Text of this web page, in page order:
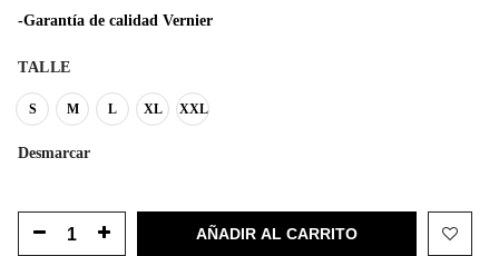
-Garantía de calidad Vernier
TALLE
S M L XL XXL
Desmarcar
AÑADIR AL CARRITO